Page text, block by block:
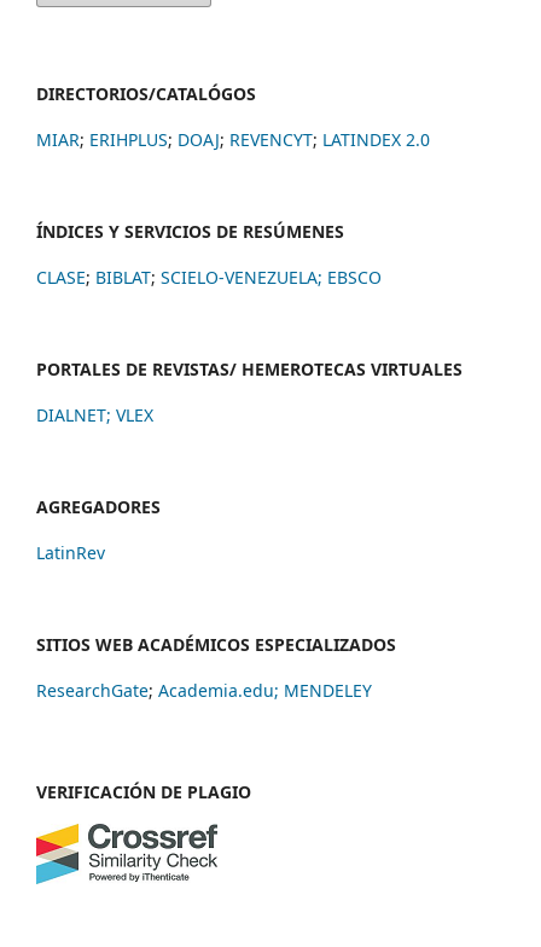
DIRECTORIOS/CATALÓGOS
MIAR; ERIHPLUS; DOAJ; REVENCYT; LATINDEX 2.0
ÍNDICES Y SERVICIOS DE RESÚMENES
CLASE; BIBLAT; SCIELO-VENEZUELA; EBSCO
PORTALES DE REVISTAS/ HEMEROTECAS VIRTUALES
DIALNET; VLEX
AGREGADORES
LatinRev
SITIOS WEB ACADÉMICOS ESPECIALIZADOS
ResearchGate; Academia.edu; MENDELEY
VERIFICACIÓN DE PLAGIO